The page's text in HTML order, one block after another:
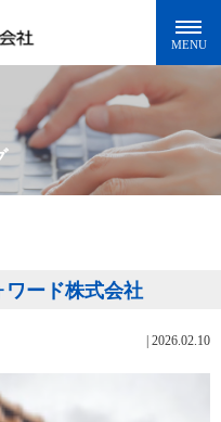
ワード株式会社
2026.02.10